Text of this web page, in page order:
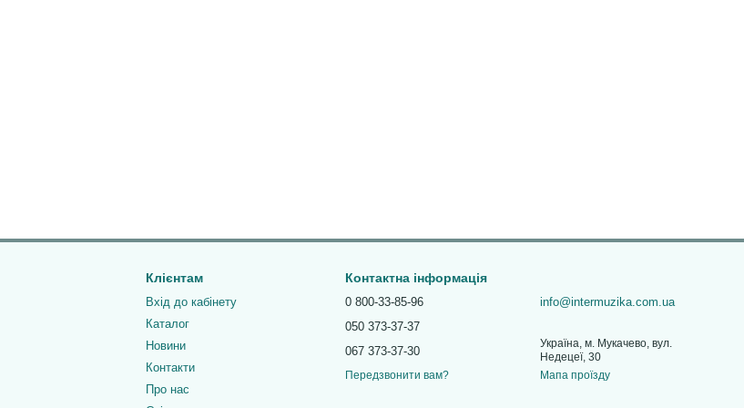
Клієнтам
Вхід до кабінету
Каталог
Новини
Контакти
Про нас
Контактна інформація
0 800-33-85-96
050 373-37-37
067 373-37-30
Передзвонити вам?
info@intermuzika.com.ua
Україна, м. Мукачево, вул.
Недецеї, 30
Мапа проїзду